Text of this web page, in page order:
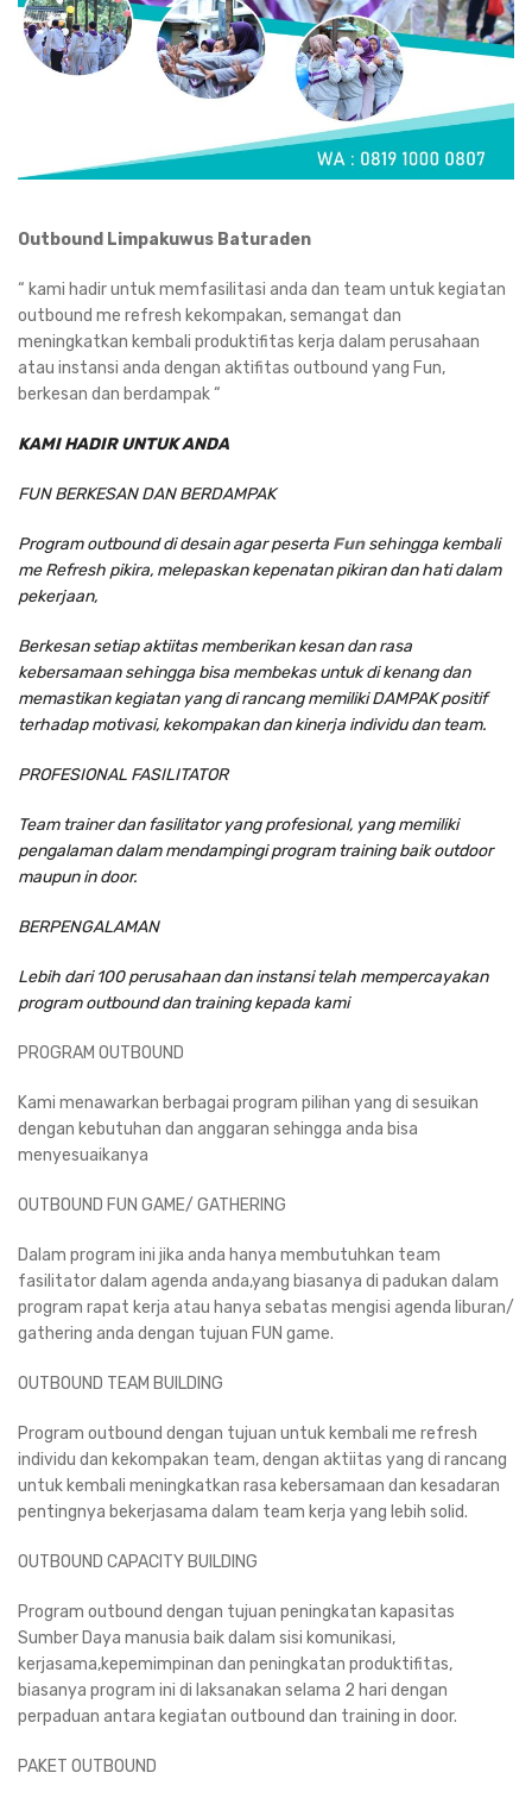
Outbound Limpakuwus Baturaden
“ kami hadir untuk memfasilitasi anda dan team untuk kegiatan
outbound me refresh kekompakan, semangat dan
meningkatkan kembali produktifitas kerja dalam perusahaan
atau instansi anda dengan aktifitas outbound yang Fun,
berkesan dan berdampak “
KAMI HADIR UNTUK ANDA
FUN BERKESAN DAN BERDAMPAK
Program outbound di desain agar peserta Funsehingga kembali
me Refresh pikira, melepaskan kepenatan pikiran dan hati dalam
pekerjaan,
Berkesan setiap aktiitas memberikan kesan dan rasa
kebersamaan sehingga bisa membekas untuk di kenang dan
memastikan kegiatan yang di rancang memiliki DAMPAK positif
terhadap motivasi, kekompakan dan kinerja individu dan team.
PROFESIONAL FASILITATOR
Team trainer dan fasilitator yang profesional, yang memiliki
pengalaman dalam mendampingi program training baik outdoor
maupun in door.
BERPENGALAMAN
Lebih dari 100 perusahaan dan instansi telah mempercayakan
program outbound dan training kepada kami
PROGRAM OUTBOUND
Kami menawarkan berbagai program pilihan yang di sesuikan
dengan kebutuhan dan anggaran sehingga anda bisa
menyesuaikanya
OUTBOUND FUN GAME/ GATHERING
Dalam program ini jika anda hanya membutuhkan team
fasilitator dalam agenda anda,yang biasanya di padukan dalam
program rapat kerja atau hanya sebatas mengisi agenda liburan/
gathering anda dengan tujuan FUN game.
OUTBOUND TEAM BUILDING
Program outbound dengan tujuan untuk kembali me refresh
individu dan kekompakan team, dengan aktiitas yang di rancang
untuk kembali meningkatkan rasa kebersamaan dan kesadaran
pentingnya bekerjasama dalam team kerja yang lebih solid.
OUTBOUND CAPACITY BUILDING
Program outbound dengan tujuan peningkatan kapasitas
Sumber Daya manusia baik dalam sisi komunikasi,
kerjasama,kepemimpinan dan peningkatan produktifitas,
biasanya program ini di laksanakan selama 2 hari dengan
perpaduan antara kegiatan outbound dan training in door.
PAKET OUTBOUND